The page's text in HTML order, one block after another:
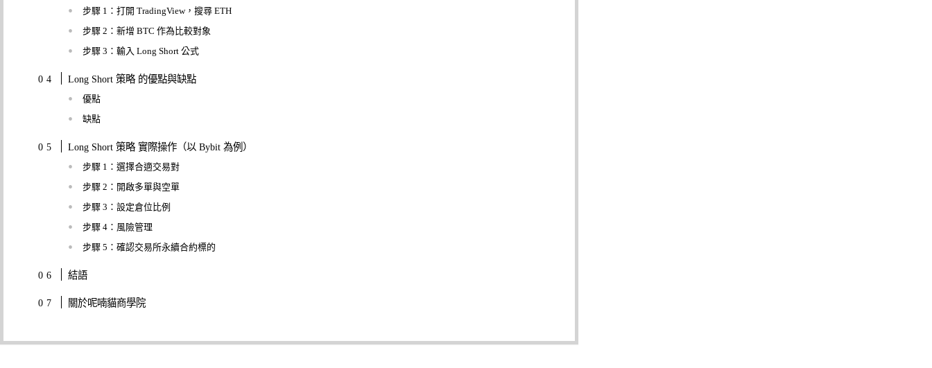
步驟 1：打開 TradingView，搜尋 ETH
步驟 2：新增 BTC 作為比較對象
步驟 3：輸入 Long Short 公式
Long Short 策略 的優點與缺點
優點
缺點
Long Short 策略 實際操作（以 Bybit 為例）
步驟 1：選擇合適交易對
步驟 2：開啟多單與空單
步驟 3：設定倉位比例
步驟 4：風險管理
步驟 5：確認交易所永續合約標的
結語
關於呢喃貓商學院